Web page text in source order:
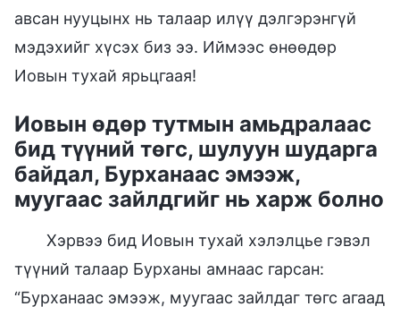
авсан нууцынх нь талаар илүү дэлгэрэнгүй
мэдэхийг хүсэх биз ээ. Иймээс өнөөдөр
Иовын тухай ярьцгаая!
Иовын өдөр тутмын амьдралаас
бид түүний төгс, шулуун шударга
байдал, Бурханаас эмээж,
муугаас зайлдгийг нь харж болно
Хэрвээ бид Иовын тухай хэлэлцье гэвэл
түүний талаар Бурханы амнаас гарсан:
“Бурханаас эмээж, муугаас зайлдаг төгс агаад